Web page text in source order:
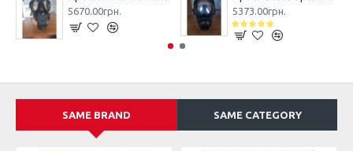
5670.00грн. 5373.00грн.
SAME BRAND SAME CATEGORY